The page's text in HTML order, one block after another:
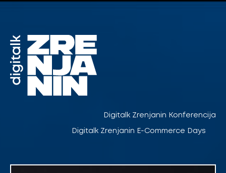
Digitalk Zrenjanin Konferencija
Digitalk Zrenjanin E-Commerce Days